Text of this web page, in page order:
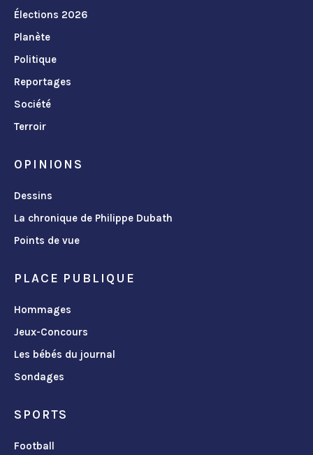
Élections 2026
Planète
Politique
Reportages
Société
Terroir
OPINIONS
Dessins
La chronique de Philippe Dubath
Points de vue
PLACE PUBLIQUE
Hommages
Jeux-Concours
Les bébés du journal
Sondages
SPORTS
Football